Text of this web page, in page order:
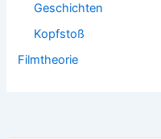
Geschichten
Kopfstoß
Filmtheorie